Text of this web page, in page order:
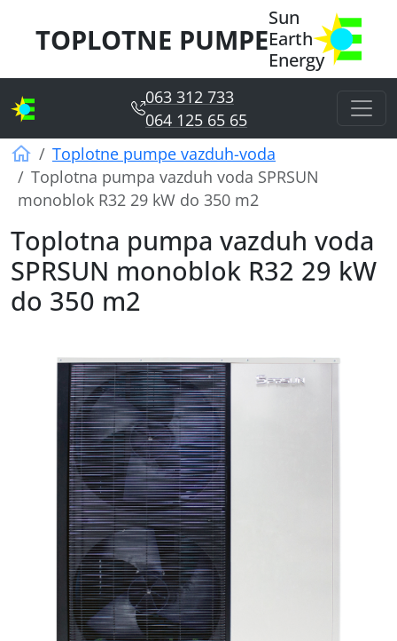
Sun
Earth
Energy
TOPLOTNE PUMPE
063 312 733
064 125 65 65
Sun Earth Energy
Toplotne pumpe vazduh-voda
Toplotna pumpa vazduh voda SPRSUN
monoblok R32 29 kW do 350 m2
Toplotna pumpa vazduh voda
SPRSUN monoblok R32 29 kW
do 350 m2